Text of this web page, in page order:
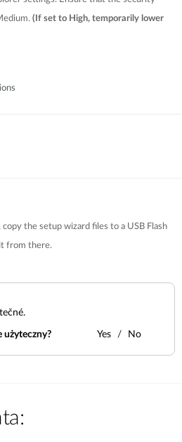
(If set to High, temporarily lower
the setup wizard files to a USB Flash
from there.
użyteczny? Yes No